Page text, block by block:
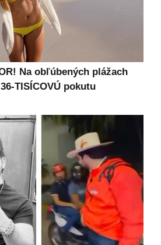
Na obľúbených plážach
TISÍCOVÚ pokutu